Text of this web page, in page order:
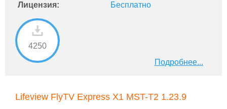
Лицензия: Бесплатно
4250
Подробнее...
Lifeview FlyTV Express X1 MST-T2 1.23.9